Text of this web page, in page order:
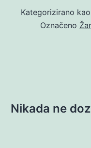
Kategorizirano
Označeno
Nikada ne